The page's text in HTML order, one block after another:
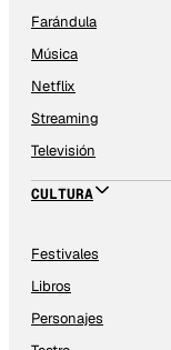
Farándula
Música
Netflix
Streaming
Televisión
CULTURA
Festivales
Libros
Personajes